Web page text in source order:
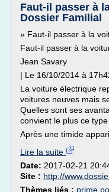
Faut-il passer à
Dossier Familial
» Faut-il passer à la
Faut-il passer à la
Jean Savary
| Le 16/10/2014 à
La voiture électrique
voitures neuves mais
Quelles sont ses
convient le plus ce
Après une timide
Lire la suite
Date: 2017-02-21
Site : http://
Thèmes liés : prime